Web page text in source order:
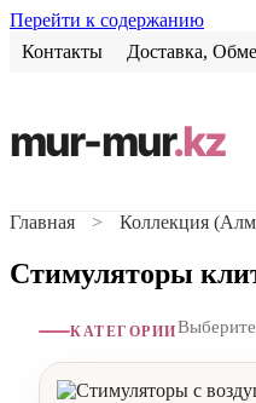
Перейти к содержанию
Контакты
Доставка,
mur-mur.kz
Главная Коллекция
Стимуляторы
КАТЕГОРИИ